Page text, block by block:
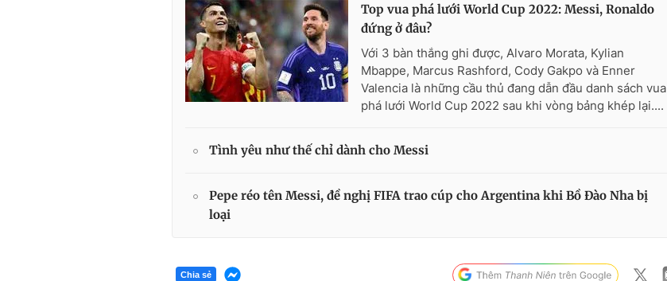
Top vua phá lưới World Cup 2022: Messi, Ronaldo
đứng ở đâu?
Với 3 bàn thắng ghi được, Alvaro Morata, Kylian
Mbappe, Marcus Rashford, Cody Gakpo và Enner
Valencia là những cầu thủ đang dẫn đầu danh sách vua
phá lưới World Cup 2022 sau khi vòng bảng khép lại....
Tình yêu như thế chỉ dành cho Messi
Pepe réo tên Messi, đề nghị FIFA trao cúp cho Argentina khi Bồ Đào Nha bị
loại
Chia sẻ